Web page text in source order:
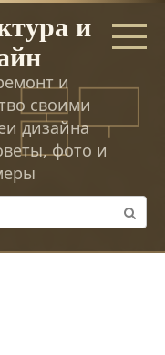
и
и
своими
дизайна
фото и